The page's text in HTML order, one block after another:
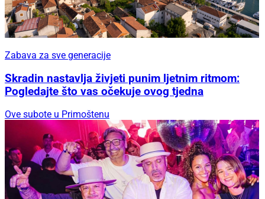
Zabava za sve generacije
Skradin nastavlja živjeti punim ljetnim ritmom:
Pogledajte što vas očekuje ovog tjedna
Ove subote u Primoštenu